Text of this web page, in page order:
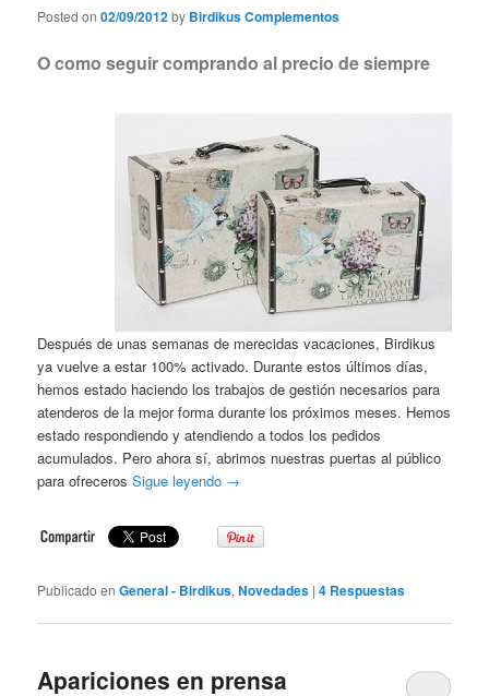
Posted on02/09/2012by Birdikus Complementos
O como seguir comprando al precio de siempre
Después de unas semanas de merecidas vacaciones, Birdikus
ya vuelve a estar 100% activado. Durante estos últimos días,
hemos estado haciendo los trabajos de gestión necesarios para
atenderos de la mejor forma durante los próximos meses. Hemos
estado respondiendo y atendiendo a todos los pedidos
acumulados. Pero ahora sí, abrimos nuestras puertas al público
para ofrecerosSigue leyendo →
Publicado en General - Birdikus,Novedades |4 Respuestas
Apariciones en prensa